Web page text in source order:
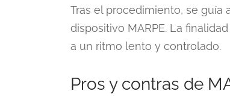
Tras el procedimiento, se guía
dispositivo MARPE. La
a un ritmo lento y controlado.
Pros y contras de